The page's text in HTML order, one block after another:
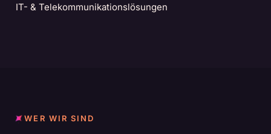
IT- & Telekommunikationslösungen
WER WIR SIND